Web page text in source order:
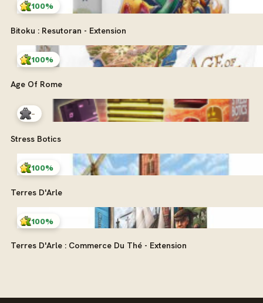
100%
Bitoku : Resutoran - Extension
100%
Age Of Rome
-
Stress Botics
100%
Terres D'Arle
100%
Terres D'Arle : Commerce Du Thé - Extension